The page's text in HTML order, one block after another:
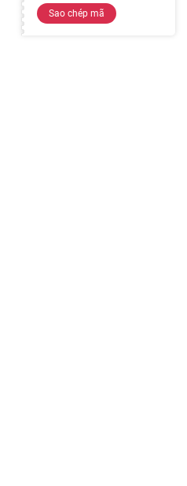
Sao chép mã